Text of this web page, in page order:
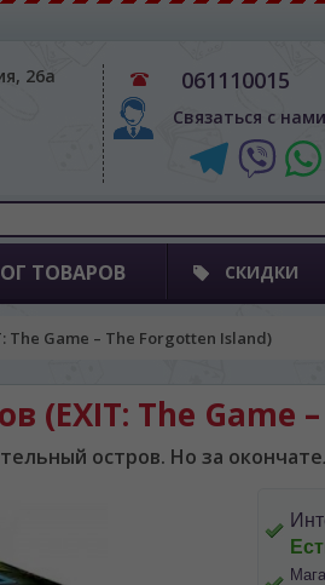
26а 061110015
Связаться с
ТОВАРОВ СКИДКИ
The Game – The Forgotten Island)
(EXIT: The Game
остров. Но за